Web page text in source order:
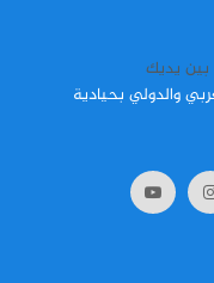
والدولي بحيادية